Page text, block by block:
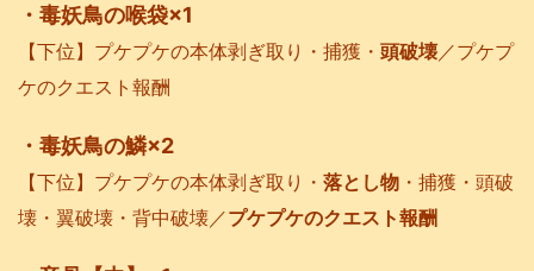
・毒妖鳥の喉袋×1
【下位】プケプケの本体剥ぎ取り・捕獲・ 頭破壊／プケプ
ケのクエスト報酬
・毒妖鳥の鱗×2
【下位】プケプケの本体剥ぎ取り・ 落とし物 ・捕獲・頭破
壊・翼破壊・背中破壊／プケプケのクエスト報酬